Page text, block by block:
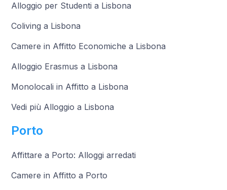
Alloggio per Studenti a Lisbona
Coliving a Lisbona
Camere in Affitto Economiche a Lisbona
Alloggio Erasmus a Lisbona
Monolocali in Affitto a Lisbona
Vedi più Alloggio a Lisbona
Porto
Affittare a Porto: Alloggi arredati
Camere in Affitto a Porto